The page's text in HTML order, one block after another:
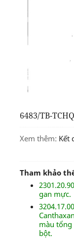
6483/TB-
Xem thêm:
Tham khảo
gan mực.
màu
bột.